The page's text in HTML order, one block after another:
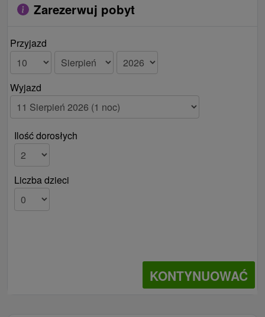
Zarezerwuj pobyt
Przyjazd
Wyjazd
Ilość dorosłych
Liczba dzieci
KONTYNUOWAĆ